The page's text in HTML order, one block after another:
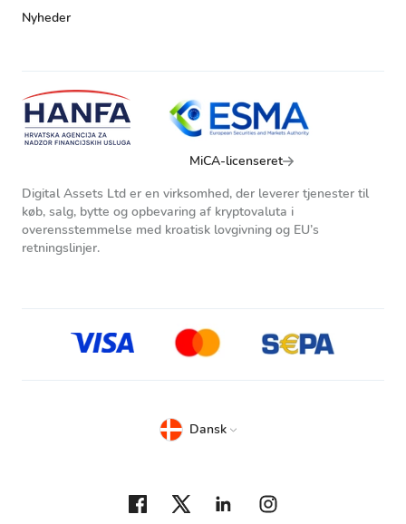
Nyheder
MiCA-licenseret
Digital Assets Ltd er en virksomhed, der leverer tjenester til
køb, salg, bytte og opbevaring af kryptovaluta i
overensstemmelse med kroatisk lovgivning og EU’s
retningslinjer.
Dansk